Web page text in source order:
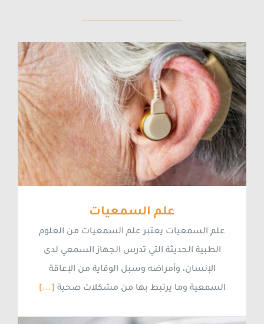
علم السمعيات
علم السمعيات يعتبر علم السمعيات من العلوم
الطبية الحديثة التي تدرس الجهاز السمعي لدى
الإنسان، وأمراضه وسبل الوقاية من الإعاقة
السمعية وما يرتبط بها من مشكلات صحية [...]